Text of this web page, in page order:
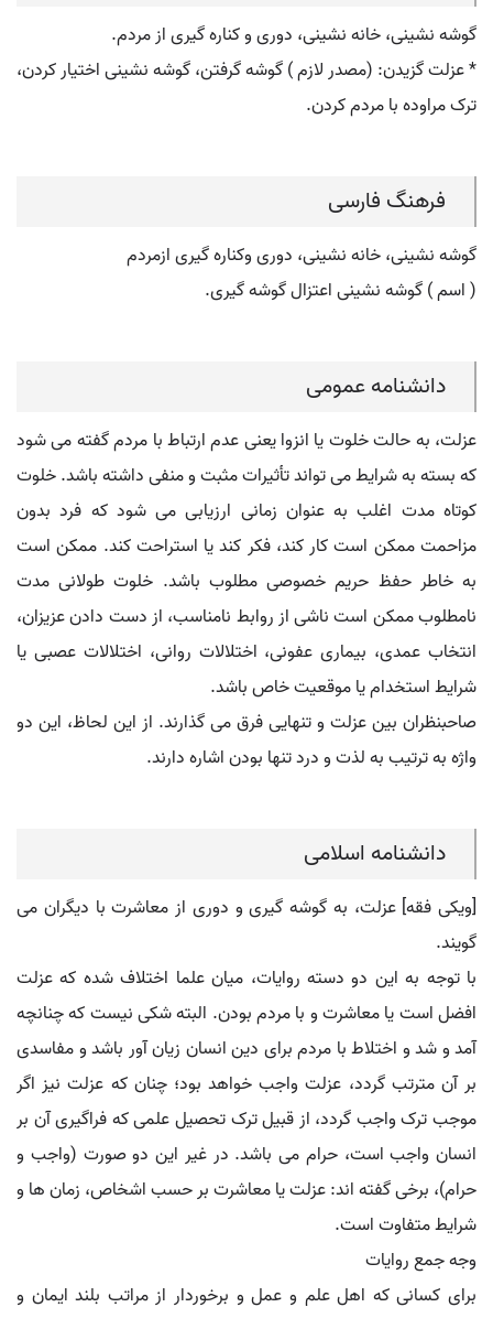
گوشه نشینی، خانه نشینی، دوری و کناره گیری از مردم.
* عزلت گزیدن: (مصدر لازم ) گوشه گرفتن، گوشه نشینی اختیار کردن،
ترک مراوده با مردم کردن.
فرهنگ فارسی
گوشه نشینی، خانه نشینی، دوری وکناره گیری ازمردم
( اسم ) گوشه نشینی اعتزال گوشه گیری.
دانشنامه عمومی
عزلت، به حالت خلوت یا انزوا یعنی عدم ارتباط با مردم گفته می شود
که بسته به شرایط می تواند تأثیرات مثبت و منفی داشته باشد. خلوت
کوتاه مدت اغلب به عنوان زمانی ارزیابی می شود که فرد بدون
مزاحمت ممکن است کار کند، فکر کند یا استراحت کند. ممکن است
به خاطر حفظ حریم خصوصی مطلوب باشد. خلوت طولانی مدت
نامطلوب ممکن است ناشی از روابط نامناسب، از دست دادن عزیزان،
انتخاب عمدی، بیماری عفونی، اختلالات روانی، اختلالات عصبی یا
شرایط استخدام یا موقعیت خاص باشد.
صاحبنظران بین عزلت و تنهایی فرق می گذارند. از این لحاظ، این دو
واژه به ترتیب به لذت و درد تنها بودن اشاره دارند.
دانشنامه اسلامی
[ویکی فقه] عزلت، به گوشه گیری و دوری از معاشرت با دیگران می
گویند.
با توجه به این دو دسته روایات، میان علما اختلاف شده که عزلت
افضل است یا معاشرت و با مردم بودن. البته شکی نیست که چنانچه
آمد و شد و اختلاط با مردم برای دین انسان زیان آور باشد و مفاسدی
بر آن مترتب گردد، عزلت واجب خواهد بود؛ چنان که عزلت نیز اگر
موجب ترک واجب گردد، از قبیل ترک تحصیل علمی که فراگیری آن بر
انسان واجب است، حرام می باشد. در غیر این دو صورت (واجب و
حرام)، برخی گفته اند: عزلت یا معاشرت بر حسب اشخاص، زمان ها و
شرایط متفاوت است.
وجه جمع روایات
برای کسانی که اهل علم و عمل و برخوردار از مراتب بلند ایمان و